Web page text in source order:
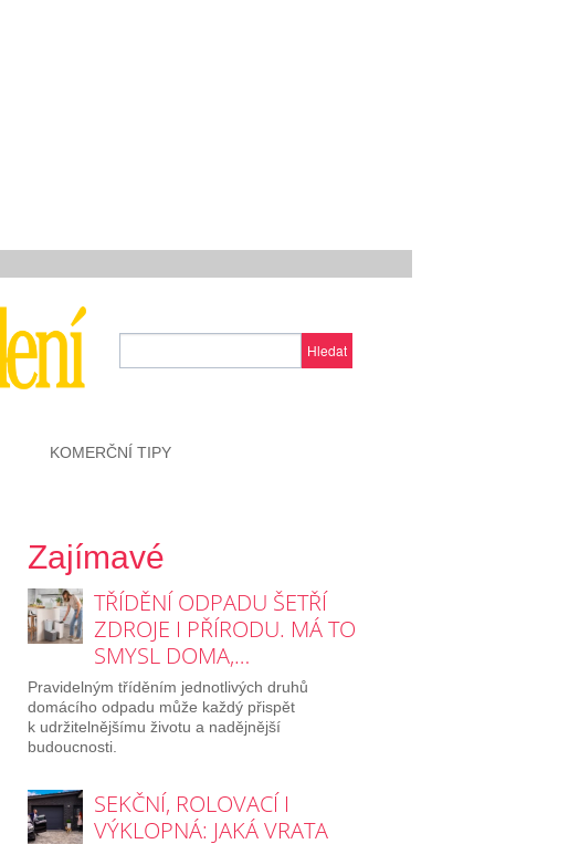
Hledat
KOMERČNÍ TIPY
Zajímavé
TŘÍDĚNÍ ODPADU ŠETŘÍ
ZDROJE I PŘÍRODU. MÁ TO
SMYSL DOMA,…
Pravidelným tříděním jednotlivých druhů
domácího odpadu může každý přispět
k udržitelnějšímu životu a nadějnější
budoucnosti.
SEKČNÍ, ROLOVACÍ I
VÝKLOPNÁ: JAKÁ VRATA